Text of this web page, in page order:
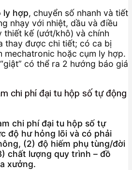
ly hợp, chuyển số nhanh và tiết
nhạy với nhiệt, dầu và điều
thiết kế (ướt/khô) và chính
thay được chi tiết; có ca bị
mechatronic hoặc cụm ly hợp.
có thể ra 2 hướng báo giá
chi phí đại tu hộp số tự động
chi phí đại tu hộp số tự
độ hư hỏng lõi và có phải
(2) độ hiếm phụ tùng/đời
chất lượng quy trình – đồ
xưởng.